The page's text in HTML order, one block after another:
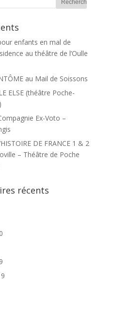
enfants en mal de
au théâtre de l’Oulle
au Mail de Soissons
ELSE (théâtre Poche-
Ex-Voto –
DE FRANCE 1 & 2
– Théâtre de Poche
récents